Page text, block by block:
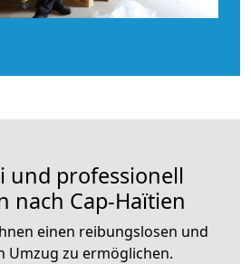
und professionell
nach Cap-Haïtien
einen reibungslosen und
Umzug zu ermöglichen.